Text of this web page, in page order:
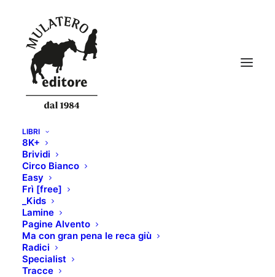
LIBRI
8K+
Brividi
Circo Bianco
Easy
Frì [free]
_Kids
Lamine
Pagine Alvento
Ma con gran pena le reca giù
Radici
Specialist
Tracce
WhatsApp Image 2020-08-16 at 15.41.00
WhatsApp Image 2020-08-16 at 15.41.00